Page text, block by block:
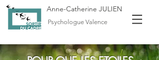
Anne-Catherine JULIEN
Psychologue Valence